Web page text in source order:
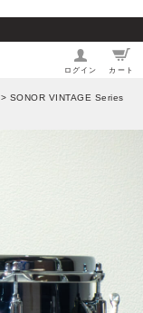
ログイン カート
> SONOR VINTAGE Series